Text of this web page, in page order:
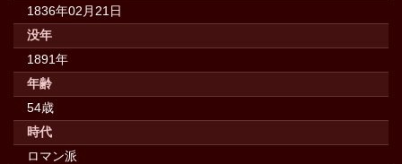
1836年02月21日
没年
1891年
年齢
54歳
時代
ロマン派